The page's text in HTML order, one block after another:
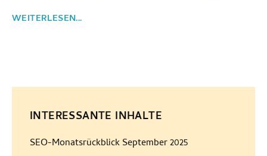
WEITERLESEN...
INTERESSANTE INHALTE
SEO-Monatsrückblick September 2025